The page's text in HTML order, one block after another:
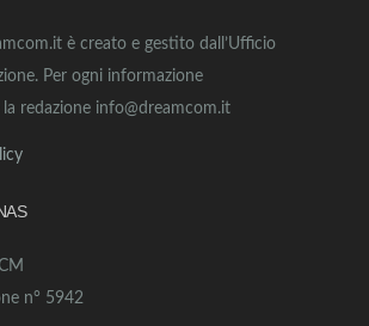
è creato e gestito dall’Ufficio
Per ogni informazione
redazione info@dreamcom.it
n° 5942